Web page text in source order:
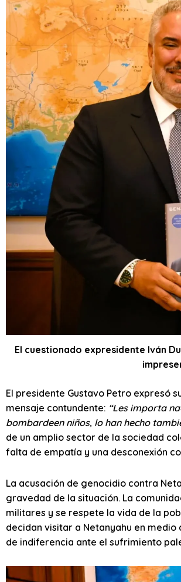
El cuestionado expresidente Iván
El presidente Gustavo Petro expresó
mensaje contundente: “Les importa
bombardeen niños, lo han hecho
de un amplio sector de la sociedad
falta de empatía y una desconexión
La acusación de genocidio contra
gravedad de la situación. La
militares y se respete la vida de la
decidan visitar a Netanyahu en
de indiferencia ante el sufrimiento